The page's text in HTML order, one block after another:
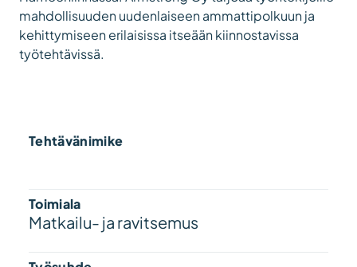
Tehtävänimike
Toimiala
Matkailu- ja ravitsemus
mahdollisuuden uudenlaiseen ammattipolkuun ja
kehittymiseen erilaisissa itseään kiinnostavissa
työtehtävissä.